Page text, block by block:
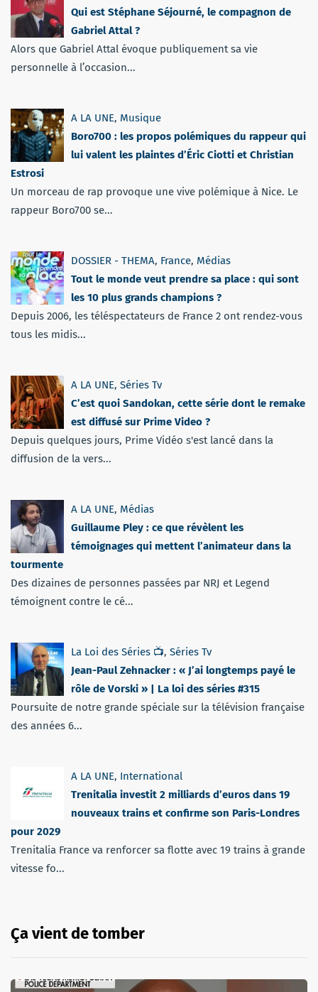
Qui est Stéphane Séjourné, le compagnon de
Gabriel Attal ?
Alors que Gabriel Attal évoque publiquement sa vie
personnelle à l’occasion...
A LA UNE, Musique
Boro700 : les propos polémiques du rappeur qui
lui valent les plaintes d’Éric Ciotti et Christian
Estrosi
Un morceau de rap provoque une vive polémique à Nice. Le
rappeur Boro700 se...
DOSSIER - THEMA, France, Médias
Tout le monde veut prendre sa place : qui sont
les 10 plus grands champions ?
Depuis 2006, les téléspectateurs de France 2 ont rendez-vous
tous les midis...
A LA UNE, Séries Tv
C’est quoi Sandokan, cette série dont le remake
est diffusé sur Prime Video ?
Depuis quelques jours, Prime Vidéo s'est lancé dans la
diffusion de la vers...
A LA UNE, Médias
Guillaume Pley : ce que révèlent les
témoignages qui mettent l’animateur dans la
tourmente
Des dizaines de personnes passées par NRJ et Legend
témoignent contre le cé...
La Loi des Séries 📺, Séries Tv
Jean-Paul Zehnacker : « J’ai longtemps payé le
rôle de Vorski » | La loi des séries #315
Poursuite de notre grande spéciale sur la télévision française
des années 6...
A LA UNE, International
Trenitalia investit 2 milliards d’euros dans 19
nouveaux trains et confirme son Paris-Londres
pour 2029
Trenitalia France va renforcer sa flotte avec 19 trains à grande
vitesse fo...
Ça vient de tomber